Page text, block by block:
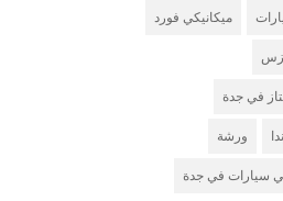
ميكانيكي فورد
في جدة
ورشة
سيارات في جدة